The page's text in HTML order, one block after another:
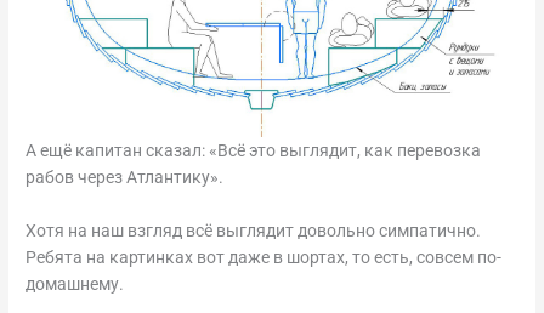
А ещё капитан сказал: «Всё это выглядит, как перевозка
рабов через Атлантику».
Хотя на наш взгляд всё выглядит довольно симпатично.
Ребята на картинках вот даже в шортах, то есть, совсем по-
домашнему.